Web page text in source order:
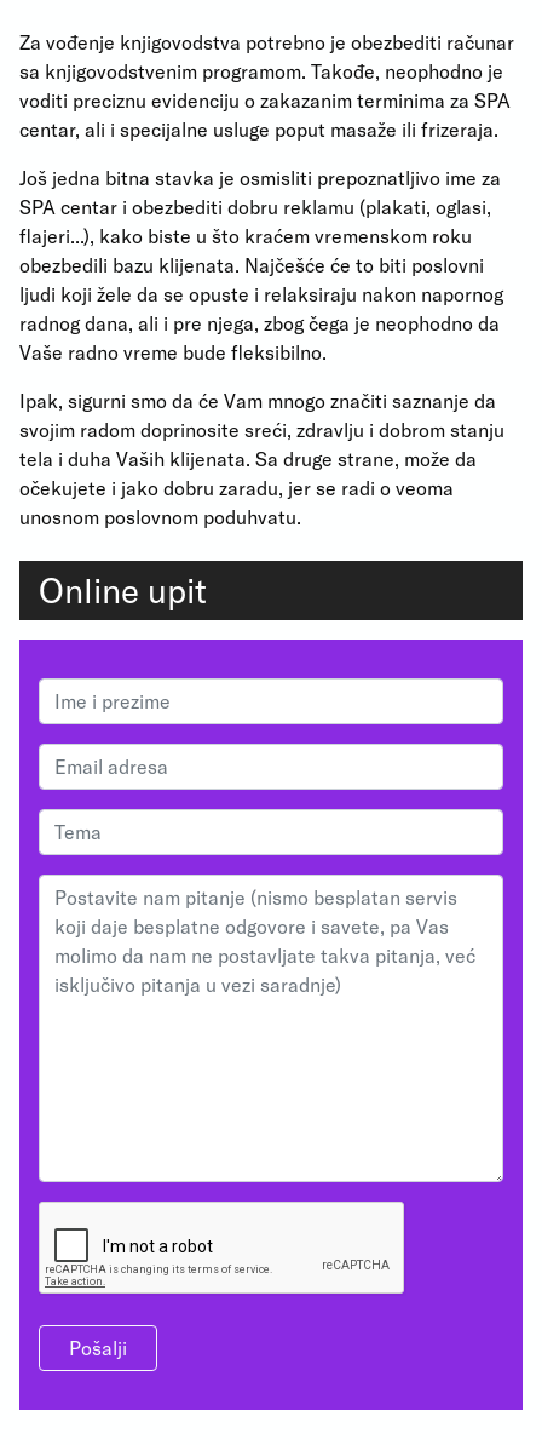
Za vođenje knjigovodstva potrebno je obezbediti računar
sa knjigovodstvenim programom. Takođe, neophodno je
voditi preciznu evidenciju o zakazanim terminima za SPA
centar, ali i specijalne usluge poput masaže ili frizeraja.
Još jedna bitna stavka je osmisliti prepoznatljivo ime za
SPA centar i obezbediti dobru reklamu (plakati, oglasi,
flajeri...), kako biste u što kraćem vremenskom roku
obezbedili bazu klijenata. Najčešće će to biti poslovni
ljudi koji žele da se opuste i relaksiraju nakon napornog
radnog dana, ali i pre njega, zbog čega je neophodno da
Vaše radno vreme bude fleksibilno.
Ipak, sigurni smo da će Vam mnogo značiti saznanje da
svojim radom doprinosite sreći, zdravlju i dobrom stanju
tela i duha Vaših klijenata. Sa druge strane, može da
očekujete i jako dobru zaradu, jer se radi o veoma
unosnom poslovnom poduhvatu.
Online upit
Pošalji